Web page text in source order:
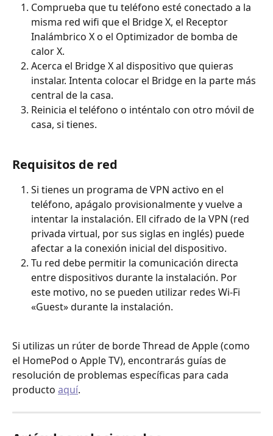
Comprueba que tu teléfono esté conectado a la
misma red wifi que el Bridge X, el Receptor
Inalámbrico X o el Optimizador de bomba de
calor X.
Acerca el Bridge X al dispositivo que quieras
instalar. Intenta colocar el Bridge en la parte más
central de la casa.
Reinicia el teléfono o inténtalo con otro móvil de
casa, si tienes.
Requisitos de red
Si tienes un programa de VPN activo en el
teléfono, apágalo provisionalmente y vuelve a
intentar la instalación. Ell cifrado de la VPN (red
privada virtual, por sus siglas en inglés) puede
afectar a la conexión inicial del dispositivo.
Tu red debe permitir la comunicación directa
entre dispositivos durante la instalación. Por
este motivo, no se pueden utilizar redes Wi-Fi
«Guest» durante la instalación.
Si utilizas un rúter de borde Thread de Apple (como
el HomePod o Apple TV), encontrarás guías de
resolución de problemas específicas para cada
producto aquí.